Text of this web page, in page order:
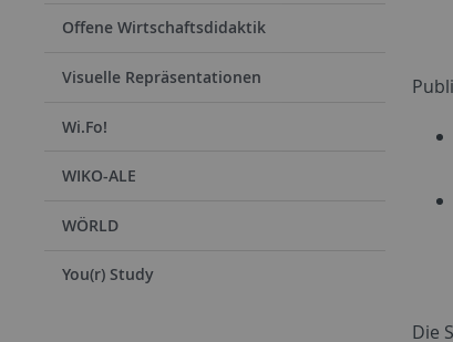
Offene Wirtschaftsdidaktik
Visuelle Repräsentationen
Wi.Fo!
WIKO-ALE
WÖRLD
You(r) Study
Die